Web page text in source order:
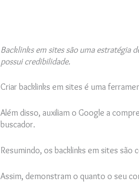
Backlinks em sites são uma estratégia
possui credibilidade.
Criar backlinks em sites é uma
Além disso, auxiliam o Google a
buscador.
Resumindo, os backlinks em sites
Assim, demonstram o quanto o seu